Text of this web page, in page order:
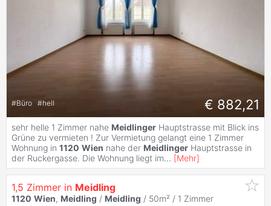
#Büro #hell € 882,21
sehr helle 1 Zimmer nahe Meidlinger Hauptstrasse mit Blick ins
Grüne zu vermieten ! Zur Vermietung gelangt eine 1 Zimmer
Wohnung in 1120 Wien nahe der Meidlinger Hauptstrasse in
der Ruckergasse. Die Wohnung liegt im... [Mehr]
1,5 Zimmer in Meidling
1120 Wien, Meidling / Meidling / 50m² / 1 Zimmer